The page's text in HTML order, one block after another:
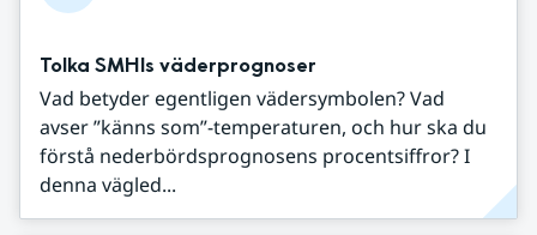
Tolka SMHIs väderprognoser
Vad betyder egentligen vädersymbolen? Vad
avser ”känns som”-temperaturen, och hur ska du
förstå nederbördsprognosens procentsiffror? I
denna vägled...